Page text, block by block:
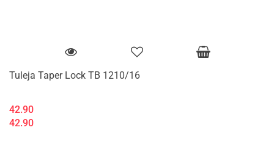
Tuleja Taper Lock TB 1210/16
42.90
42.90